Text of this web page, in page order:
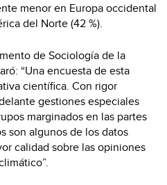
menor en Europa occidental
del Norte (42 %).
de Sociología de la
“Una encuesta de esta
científica. Con rigor
gestiones especiales
marginados en las partes
son algunos de los datos
calidad sobre las opiniones